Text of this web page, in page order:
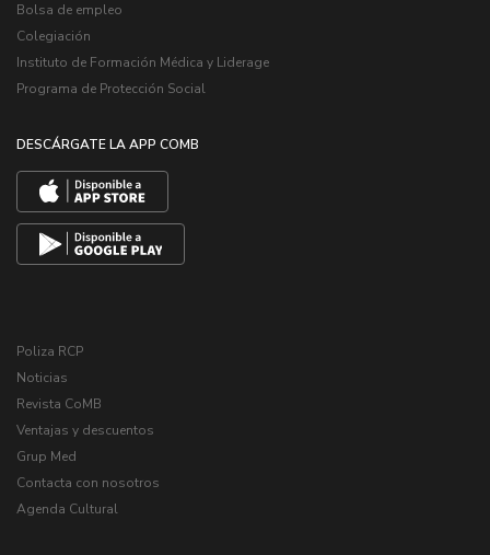
Bolsa de empleo
Colegiación
Instituto de Formación Médica y Liderage
Programa de Protección Social
DESCÁRGATE LA APP COMB
Poliza RCP
Noticias
Revista CoMB
Ventajas y descuentos
Grup Med
Contacta con nosotros
Agenda Cultural